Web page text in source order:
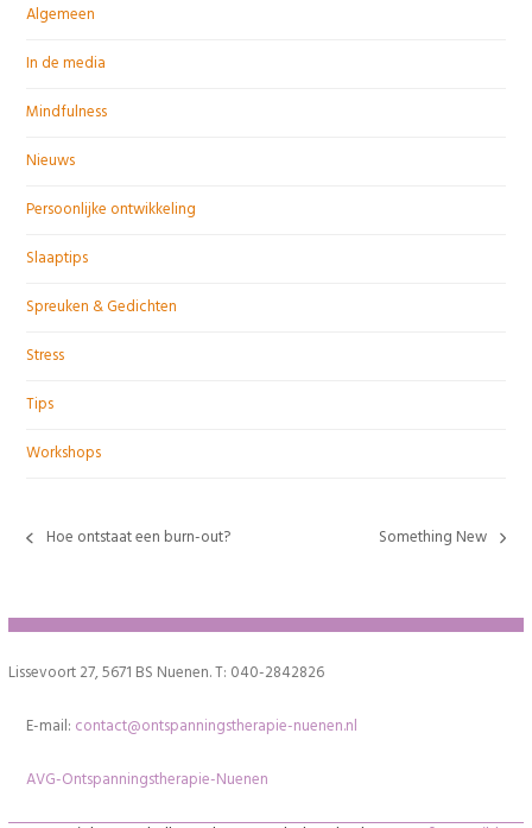
Algemeen
In de media
Mindfulness
Nieuws
Persoonlijke ontwikkeling
Slaaptips
Spreuken & Gedichten
Stress
Tips
Workshops
previous
Hoe ontstaat een burn-out?
next
Something New
Lissevoort 27, 5671 BS Nuenen. T: 040-2842826
E-mail: contact@ontspanningstherapie-nuenen.nl
AVG-Ontspanningstherapie-Nuenen